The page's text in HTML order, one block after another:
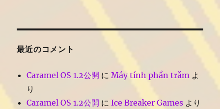
最近のコメント
Caramel OS 1.2公開 にMáy tính phần trăm よ
り
Caramel OS 1.2公開 にIce Breaker Games より